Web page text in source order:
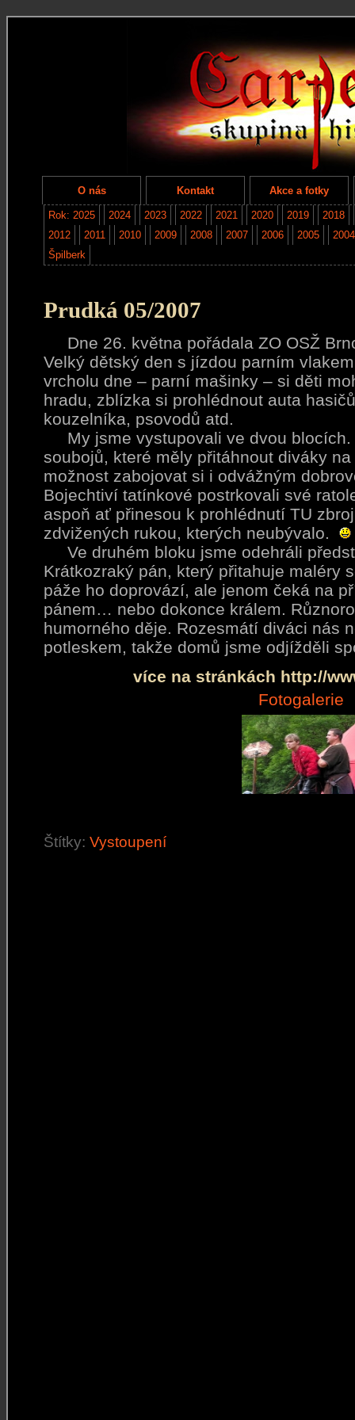
O nás Kontakt Akce a fotky
Rok: 2025 2024 2023 2022 2021 2020 2019
2018
2012
2011 2010 2009 2008 2007 2006 2005
2004
Špilberk
Prudká 05/2007
Dne 26. května pořádala ZO OSŽ
Velký dětský den s jízdou parním
vrcholu dne – parní mašinky – si děti
hradu, zblízka si prohlédnout auta
kouzelníka, psovodů atd.
My jsme vystupovali ve dvou blocích.
soubojů, které měly přitáhnout diváky
možnost zabojovat si i odvážným
Bojechtiví tatínkové postrkovali své
aspoň ať přinesou k prohlédnutí TU
zdvižených rukou, kterých neubývalo.
Ve druhém bloku jsme odehráli
Krátkozraký pán, který přitahuje maléry
páže ho doprovází, ale jenom čeká na
pánem… nebo dokonce králem.
humorného děje. Rozesmátí diváci nás
potleskem, takže domů jsme odjížděli
více na stránkách http://
Fotogalerie
Štítky: Vystoupení